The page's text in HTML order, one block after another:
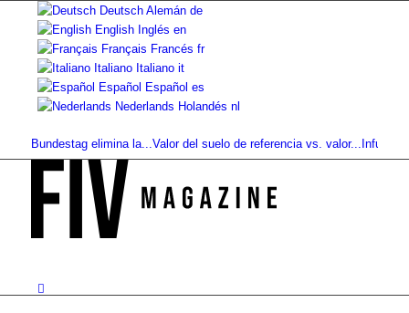
Deutsch Alemán de
English Inglés en
Français Francés fr
Italiano Italiano it
Español Español es
Nederlands Holandés nl
elimina la...Valor del suelo de referencia vs. valor...Infused